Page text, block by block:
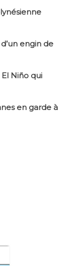
engin de
Niño qui
en garde à